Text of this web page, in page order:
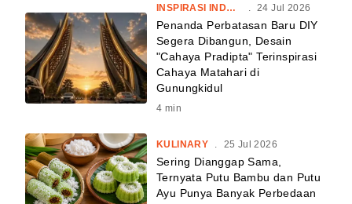
INSPIRASI INDONESIA 24 Jul 2026
Penanda Perbatasan Baru DIY
Segera Dibangun, Desain
"Cahaya Pradipta" Terinspirasi
Cahaya Matahari di
Gunungkidul
4 min
KULINARY . 25 Jul 2026
Sering Dianggap Sama,
Ternyata Putu Bambu dan Putu
Ayu Punya Banyak Perbedaan